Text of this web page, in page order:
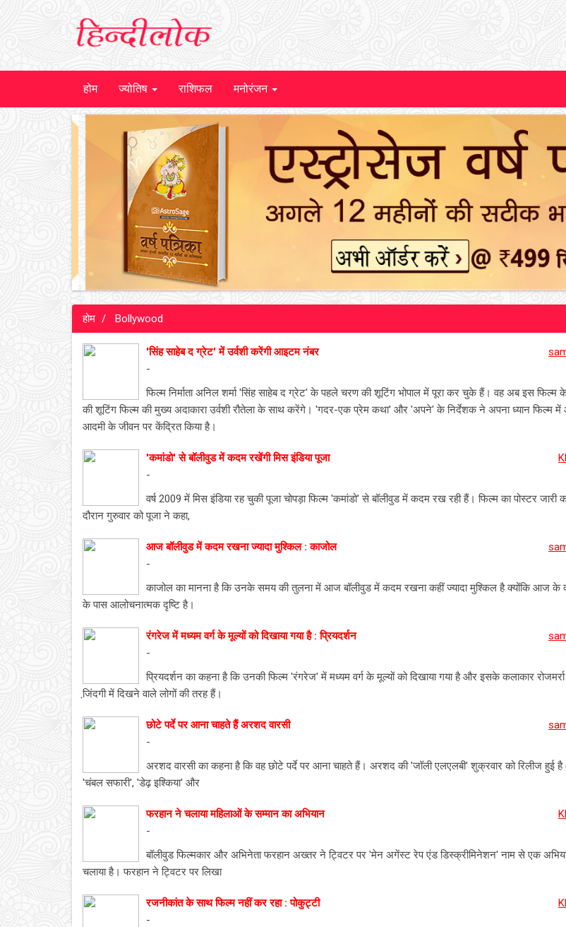
होम ज्योतिष राशिफल मनोरंजन
होम Bollywood
'सिंह साहेब द ग्रेट' में उर्वशी करेंगी आइटम नंबर
-
फिल्म निर्माता अनिल शर्मा 'सिंह साहेब द ग्रेट' के पहले चरण की शूटिंग भोपाल में पूरा कर चुके हैं। वह अब इस फिल्म
की शूटिंग फिल्म की मुख्य अदाकारा उर्वशी रौतेला के साथ करेंगे। 'गदर-एक प्रेम कथा' और 'अपने' के निर्देशक ने अपना ध्यान फिल्म
आदमी के जीवन पर केंद्रित किया है।
'कमांडो' से बॉलीवुड में कदम रखेंगी मिस इंडिया पूजा
-
वर्ष 2009 में मिस इंडिया रह चुकी पूजा चोपड़ा फिल्म 'कमांडो' से बॉलीवुड में कदम रख रही हैं। फिल्म का पोस्टर
दौरान गुरुवार को पूजा ने कहा,
आज बॉलीवुड में कदम रखना ज्यादा मुश्किल : काजोल
-
काजोल का मानना है कि उनके समय की तुलना में आज बॉलीवुड में कदम रखना कहीं ज्यादा मुश्किल है क्योंकि आज के
के पास आलोचनात्मक दृष्टि है।
रंगरेज में मध्यम वर्ग के मूल्यों को दिखाया गया है : प्रियदर्शन
-
प्रियदर्शन का कहना है कि उनकी फिल्म 'रंगरेज' में मध्यम वर्ग के मूल्यों को दिखाया गया है और इसके कलाकार
जि़ंदगी में दिखने वाले लोगों की तरह हैं।
छोटे पर्दे पर आना चाहते हैं अरशद वारसी
-
अरशद वारसी का कहना है कि वह छोटे पर्दे पर आना चाहते हैं। अरशद की 'जॉली एलएलबी' शुक्रवार को रिलीज हुई
'चंबल सफारी', 'डेढ़ इश्किया' और
फरहान ने चलाया महिलाओं के सम्मान का अभियान
-
बॉलीवुड फिल्मकार और अभिनेता फरहान अख्तर ने ट्विटर पर 'मेन अगेंस्ट रेप एंड डिस्क्रीमिनेशन' नाम से एक
चलाया है। फरहान ने ट्विटर पर लिखा
रजनीकांत के साथ फिल्म नहीं कर रहा : पोकुट्टी
-